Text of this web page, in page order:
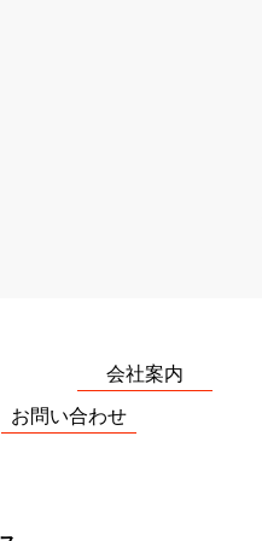
会社案内
お問い合わせ